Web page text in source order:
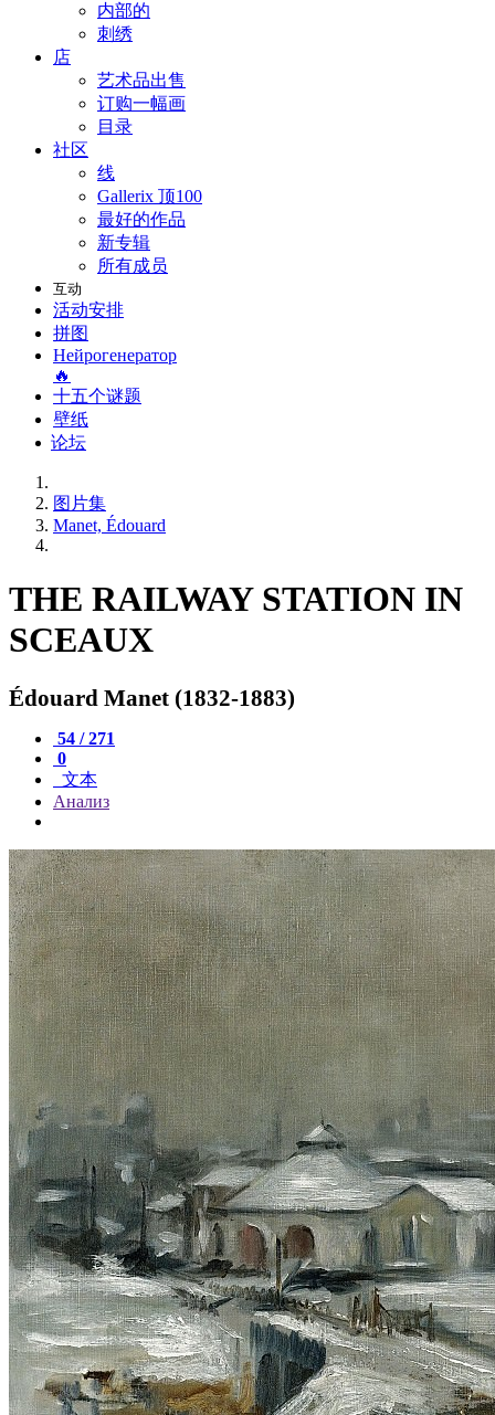
内部的
刺绣
店
艺术品出售
订购一幅画
目录
社区
线
Gallerix 顶100
最好的作品
新专辑
所有成员
互动
活动安排
拼图
Нейрогенератор
🔥
十五个谜题
壁纸
论坛
图片集
Manet, Édouard
THE RAILWAY STATION IN
SCEAUX
Édouard Manet (1832-1883)
54 / 271
0
文本
Анализ